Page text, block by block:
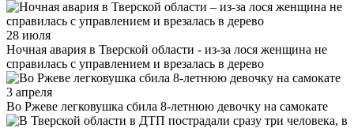
28 июля
Ночная авария в Тверской области - из-за лося женщина не
справилась с управлением и врезалась в дерево
3 апреля
Во Ржеве легковушка сбила 8-летнюю девочку на самокате